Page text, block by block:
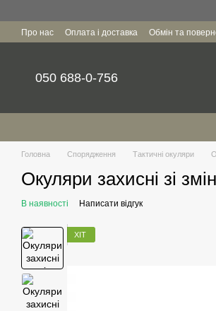
Про нас Оплата і доставка Обмін та
050 688-0-756
Головна Спорядження Тактичні окуляри
Окуляри захисні зі
В наявності Написати відгук
ХІТ